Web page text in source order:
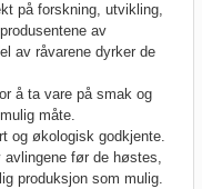
på forskning, utvikling,
av
av råvarene dyrker de
å ta vare på smak og
måte.
og økologisk godkjente.
før de høstes,
produksjon som mulig.